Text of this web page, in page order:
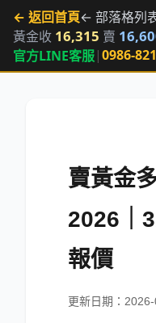
← 返回首頁← 部落格列
黃金收 16,315 賣
官方LINE客服|0986-
賣黃金
2026｜
報價
更新日期：